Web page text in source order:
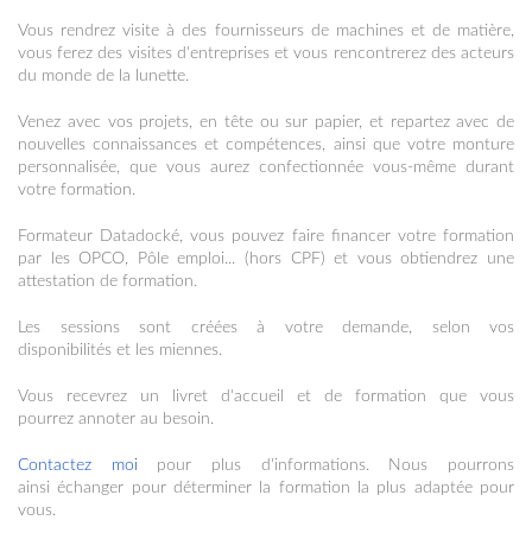
Vous rendrez visite à des fournisseurs de machines et de matière,
vous ferez des visites d'entreprises et vous rencontrerez des acteurs
du monde de la lunette.
Venez avec vos projets, en tête ou sur papier, et repartez avec de
nouvelles connaissances et compétences, ainsi que votre monture
personnalisée, que vous aurez confectionnée vous-même durant
votre formation.
Formateur Datadocké, vous pouvez faire financer votre formation
par les OPCO, Pôle emploi... (hors CPF) et vous obtiendrez une
attestation de formation.
Les sessions sont créées à votre demande, selon vos
disponibilités et les miennes.
Vous recevrez un livret d'accueil et de formation que vous
pourrez annoter au besoin.
Contactez moi pour plus d'informations. Nous pourrons
ainsi échanger pour déterminer la formation la plus adaptée pour
vous.